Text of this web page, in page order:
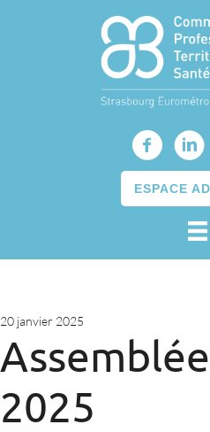
ESPACE
20 janvier 2025
2025